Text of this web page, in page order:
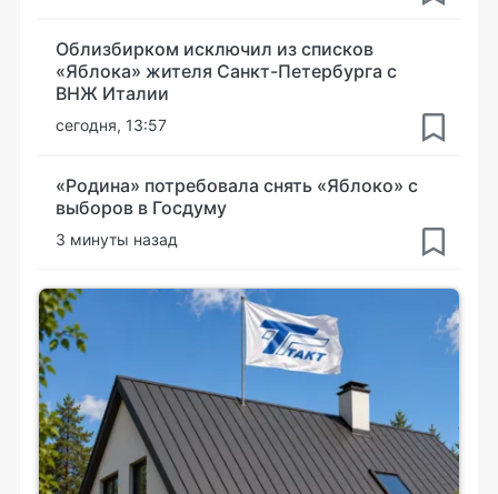
Облизбирком исключил из списков
«Яблока» жителя Санкт-Петербурга с
ВНЖ Италии
сегодня, 13:57
«Родина» потребовала снять «Яблоко» с
выборов в Госдуму
3 минуты назад